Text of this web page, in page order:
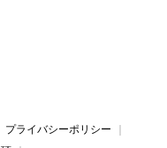
プライバシーポリシー